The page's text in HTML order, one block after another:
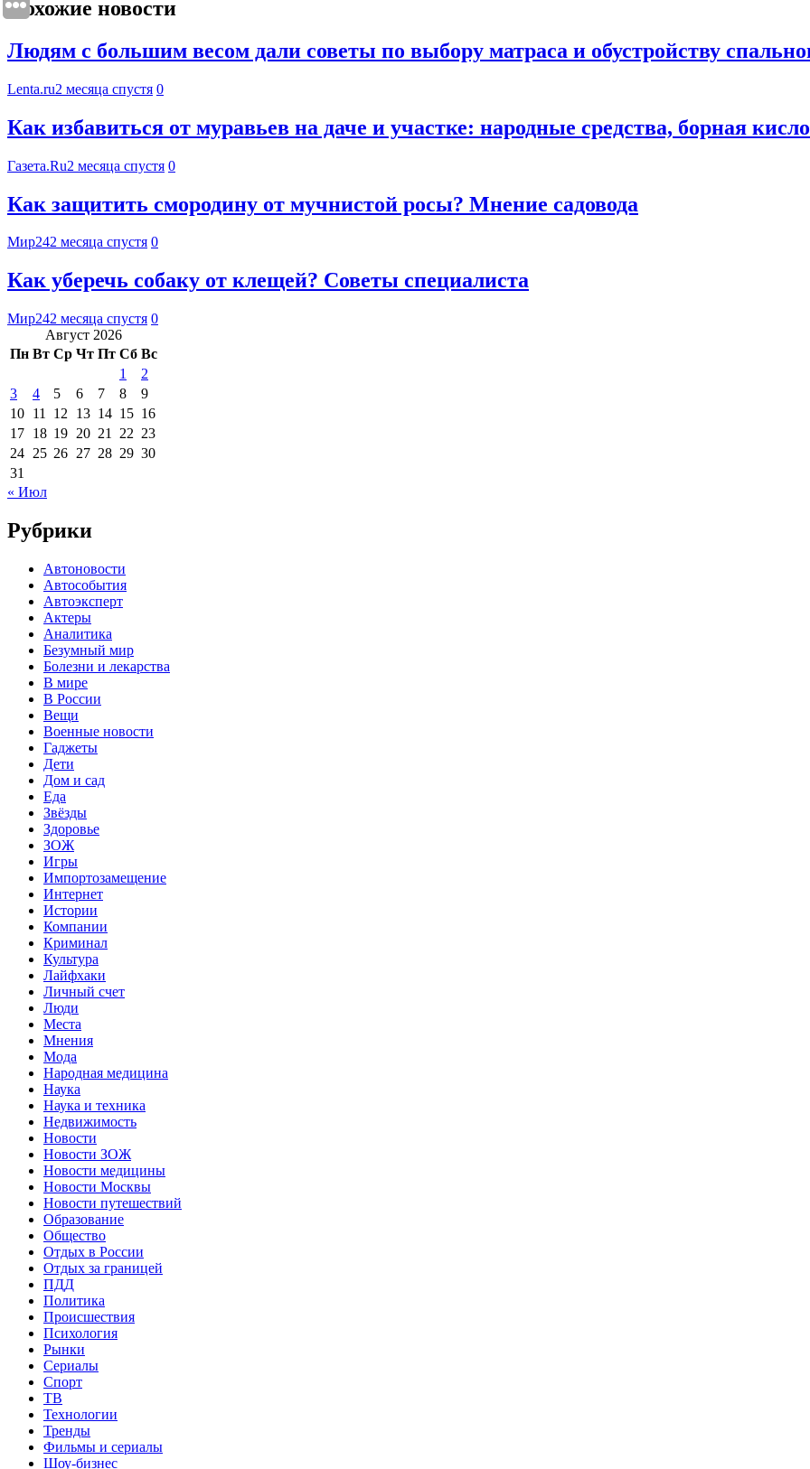
Похожие новости
Людям с большим весом дали советы по выбору матраса и обустройству
Lenta.ru2 месяца спустя 0
Как избавиться от муравьев на даче и участке: народные средства, борная
Газета.Ru2 месяца спустя 0
Как защитить смородину от мучнистой росы? Мнение садовода
Мир242 месяца спустя 0
Как уберечь собаку от клещей? Советы специалиста
Мир242 месяца спустя 0
Август 2026
Пн Вт Ср Чт Пт Сб Вс
1
2
3
4 5 6 7 8
9
10 11 12 13 14 15 16
17 18 19 20 21 22 23
24 25 26 27 28 29 30
31
« Июл
Рубрики
Автоновости
Автособытия
Автоэксперт
Актеры
Аналитика
Безумный мир
Болезни и лекарства
В мире
В России
Вещи
Военные новости
Гаджеты
Дети
Дом и сад
Еда
Звёзды
Здоровье
ЗОЖ
Игры
Импортозамещение
Интернет
Истории
Компании
Криминал
Культура
Лайфхаки
Личный счет
Люди
Места
Мнения
Мода
Народная медицина
Наука
Наука и техника
Недвижимость
Новости
Новости ЗОЖ
Новости медицины
Новости Москвы
Новости путешествий
Образование
Общество
Отдых в России
Отдых за границей
ПДД
Политика
Происшествия
Психология
Рынки
Сериалы
Спорт
ТВ
Технологии
Тренды
Фильмы и сериалы
Шоу-бизнес